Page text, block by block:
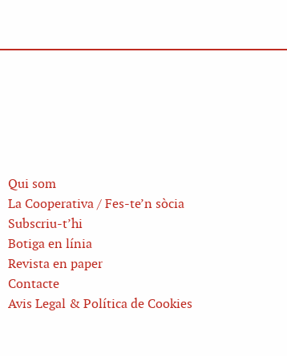
Qui som
La Cooperativa / Fes-te’n sòcia
Subscriu-t’hi
Botiga en línia
Revista en paper
Contacte
Avis Legal & Política de Cookies